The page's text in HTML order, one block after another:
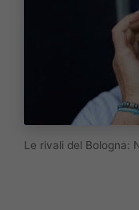
Le rivali del Bologna: